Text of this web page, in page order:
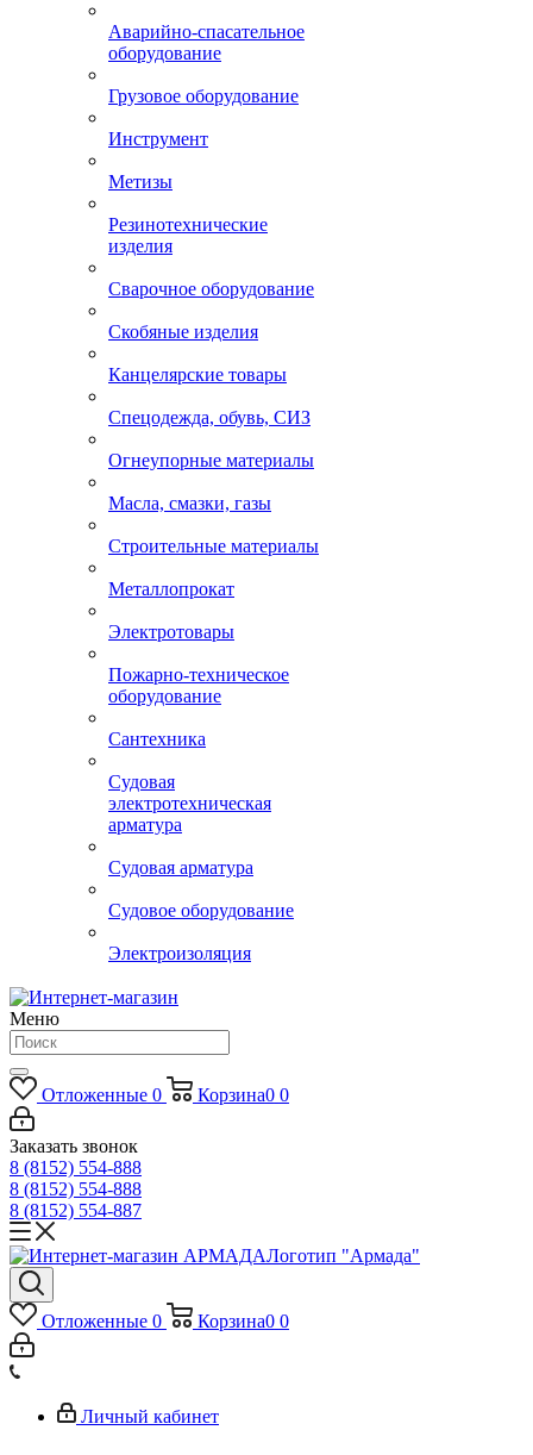
Аварийно-спасательное
оборудование
Грузовое оборудование
Инструмент
Метизы
Резинотехнические
изделия
Сварочное оборудование
Скобяные изделия
Канцелярские товары
Спецодежда, обувь, СИЗ
Огнеупорные материалы
Масла, смазки, газы
Строительные материалы
Металлопрокат
Электротовары
Пожарно-техническое
оборудование
Сантехника
Судовая
электротехническая
арматура
Судовая арматура
Судовое оборудование
Электроизоляция
Меню
Отложенные 0 Корзина0 0
Заказать звонок
8 (8152) 554-888
8 (8152) 554-888
8 (8152) 554-887
Логотип "Армада"
Отложенные 0 Корзина0 0
Личный кабинет